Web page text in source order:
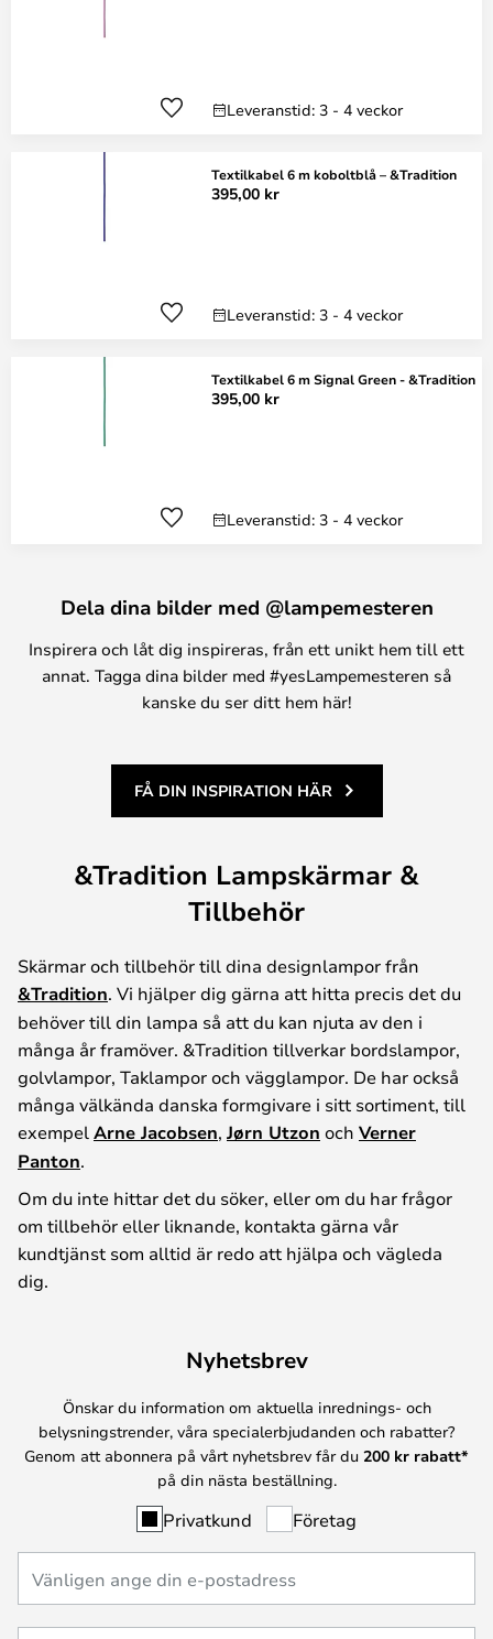
Leveranstid: 3 - 4 veckor
Textilkabel 6 m koboltblå – &Tradition
395,00 kr
Leveranstid: 3 - 4 veckor
Textilkabel 6 m Signal Green - &Tradition
395,00 kr
Leveranstid: 3 - 4 veckor
Dela dina bilder med @lampemesteren
Inspirera och låt dig inspireras, från ett unikt hem till ett
annat. Tagga dina bilder med #yesLampemesteren så
kanske du ser ditt hem här!
FÅ DIN INSPIRATION HÄR
&Tradition Lampskärmar &
Tillbehör
Skärmar och tillbehör till dina designlampor från
&Tradition. Vi hjälper dig gärna att hitta precis det du
behöver till din lampa så att du kan njuta av den i
många år framöver. &Tradition tillverkar bordslampor,
golvlampor, Taklampor och vägglampor. De har också
många välkända danska formgivare i sitt sortiment, till
exempel Arne Jacobsen, Jørn Utzon och Verner
Panton.
Om du inte hittar det du söker, eller om du har frågor
om tillbehör eller liknande, kontakta gärna vår
kundtjänst som alltid är redo att hjälpa och vägleda
dig.
Nyhetsbrev
Önskar du information om aktuella inrednings- och
belysningstrender, våra specialerbjudanden och rabatter?
Genom att abonnera på vårt nyhetsbrev får du 200 kr rabatt*
på din nästa beställning.
Privatkund Företag